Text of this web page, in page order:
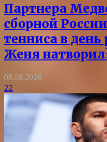
Партнера
сборной
тенниса в
Женя
08.08.2026
22